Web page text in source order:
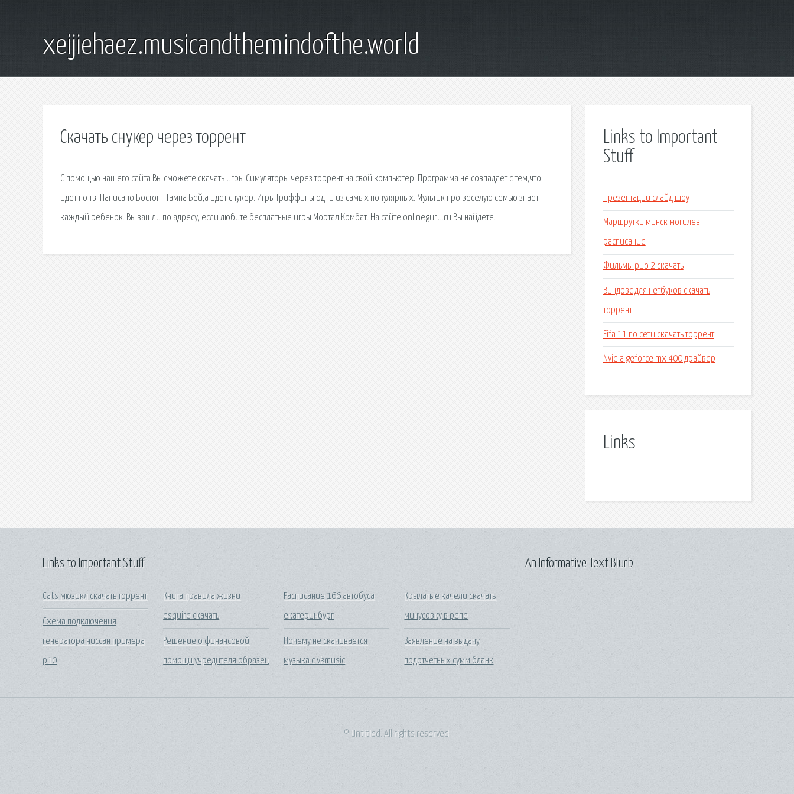
xeijiehaez.musicandthemindofthe.world
Скачать снукер через торрент
С помощью нашего сайта Вы сможете скачать игры Симуляторы через торрент на свой компьютер. Программа не совпадает с тем,что
идет по тв. Написано Бостон -Тампа Бей,а идет снукер. Игры Гриффины одни из самых популярных. Мультик про веселую семью знает
каждый ребенок. Вы зашли по адресу, если любите бесплатные игры Мортал Комбат. На сайте onlineguru.ru Вы найдете.
Links to Important
Stuff
Презентации слайд шоу
Маршрутки минск могилев
расписание
Фильмы рио 2 скачать
Виндовс для нетбуков скачать
торрент
Fifa 11 по сети скачать торрент
Nvidia geforce mx 400 драйвер
Links
Links to Important Stuff
Cats мюзикл скачать торрент
Схема подключения
генератора ниссан примера
р10
Книга правила жизни
esquire скачать
Решение о финансовой
помощи учредителя образец
Расписание 166 автобуса
екатеринбург
Почему не скачивается
музыка с vkmusic
Крылатые качели скачать
минусовку в репе
Заявление на выдачу
подотчетных сумм бланк
An Informative Text Blurb
© Untitled. All rights reserved.